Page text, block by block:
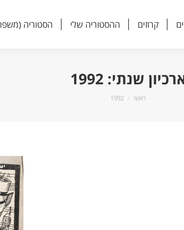
קרוזים ההסטוריה שלי הסטוריה
שנתי:1992
הנך נמצא כאן:
ראשי 1992